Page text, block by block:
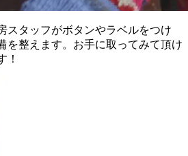
スタッフがボタンやラベルをつけ
を整えます。お手に取ってみて頂け
！